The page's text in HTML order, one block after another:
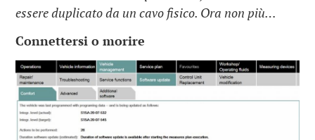
essere duplicato da un cavo fisico. Ora non più…
Connettersi o morire